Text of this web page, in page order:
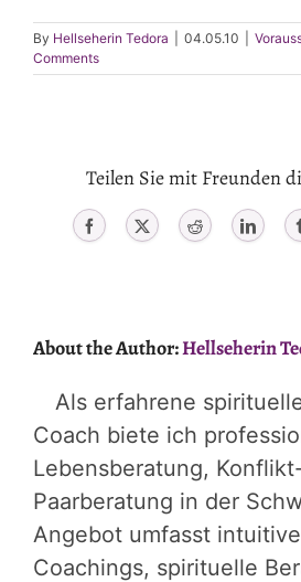
By Hellseherin Tedora 04.05.10
Comments
Teilen Sie mit Freunden
Facebook X Reddit
About the Author:Hellseherin
Als erfahrene
Coach biete ich
Lebensberatung,
Paarberatung in der
Angebot umfasst
Coachings, spirituelle